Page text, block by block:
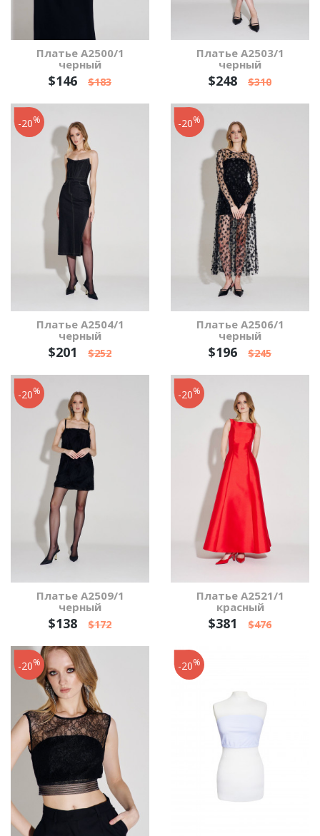
Платье А2500/1
черный
$146 $183
Платье А2503/1
черный
$248 $310
Платье А2504/1
черный
$201 $252
-20%
Платье А2506/1
черный
$196 $245
-20%
Платье А2509/1
черный
$138 $172
-20%
Платье А2521/1
красный
$381 $476
-20%
-20% -20%